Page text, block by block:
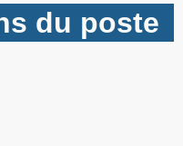
du poste